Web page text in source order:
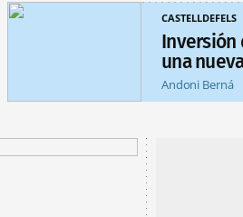
CASTELLDEFELS
Inversión
una
Andoni Berná